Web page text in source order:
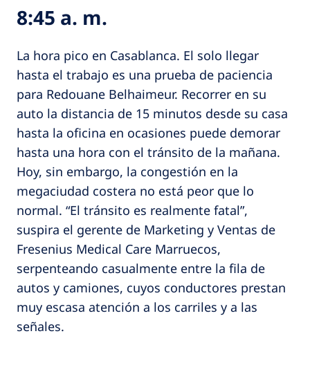
8:45 a. m.
La hora pico en Casablanca. El solo llegar
hasta el trabajo es una prueba de paciencia
para Redouane Belhaimeur. Recorrer en su
auto la distancia de 15 minutos desde su casa
hasta la oficina en ocasiones puede demorar
hasta una hora con el tránsito de la mañana.
Hoy, sin embargo, la congestión en la
megaciudad costera no está peor que lo
normal. “El tránsito es realmente fatal”,
suspira el gerente de Marketing y Ventas de
Fresenius Medical Care Marruecos,
serpenteando casualmente entre la fila de
autos y camiones, cuyos conductores prestan
muy escasa atención a los carriles y a las
señales.